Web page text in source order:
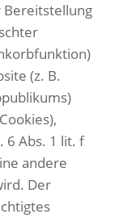
Bereitstellung
(z. B.
6 Abs. 1 lit. f
andere
Der